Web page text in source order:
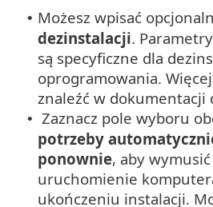
• Możesz wpisać
dezinstalacji.
są specyficzne dla
oprogramowania.
znaleźć w dokumentacji
• Zaznacz pole wyboru
potrzeby
ponownie, aby
uruchomienie
ukończeniu instalacji.